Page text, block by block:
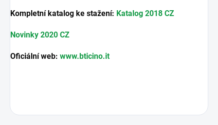
Kompletní katalog ke stažení: Katalog 2018 CZ
Novinky 2020 CZ
Oficiální web: www.bticino.it